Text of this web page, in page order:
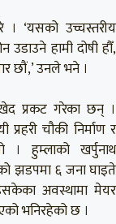
‘यसको उच्चस्तरीय
उडाउने हामी दोषी हौँ,
छौं,’ उनले भने ।
प्रकट गरेका छन् ।
प्रहरी चौकी निर्माण र
। हुम्लाको खर्पुनाथ
झडपमा ६ जना घाइते
अवस्थामा मेयर
भनिरहेको छ ।